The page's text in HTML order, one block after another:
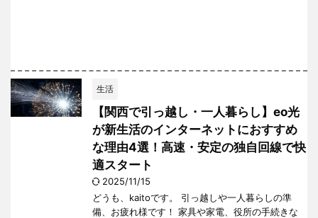
生活
【関西で引っ越し・一人暮らし】eo光
が新生活のインターネットにおすすめ
な理由4選！高速・安定の独自回線で快
適スタート
2025/11/15
どうも、kaitoです。 引っ越しや一人暮らしの準
備、お疲れ様です！ 家具や家電、役所の手続きな